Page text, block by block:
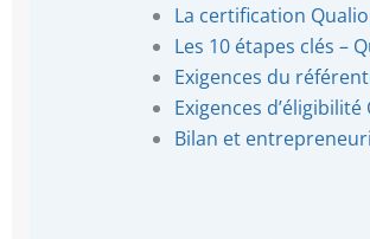
La certification
Les 10 étapes clés –
Exigences du
Exigences d’éligibilité
Bilan et